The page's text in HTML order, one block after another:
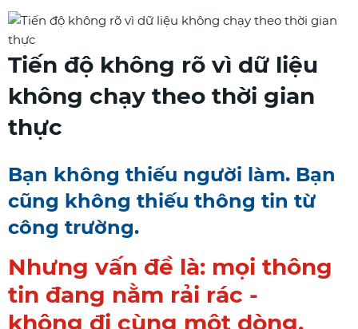
Tiến độ không rõ vì dữ liệu
không chạy theo thời gian
thực
Bạn không thiếu người làm. Bạn
cũng không thiếu thông tin từ
công trường.
Nhưng vấn đề là: mọi thông
tin đang nằm rải rác -
không đi cùng một dòng.